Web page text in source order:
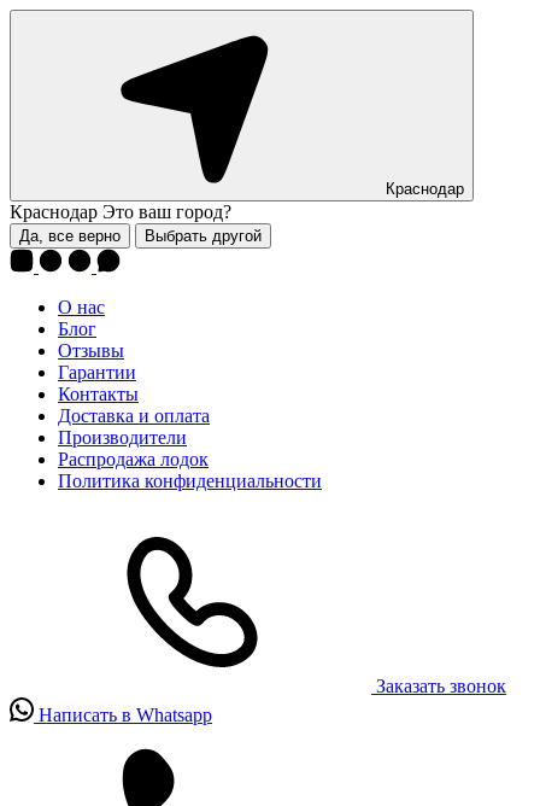
Краснодар
Краснодар Это ваш город?
Да, все верно Выбрать другой
О нас
Блог
Отзывы
Гарантии
Контакты
Доставка и оплата
Производители
Распродажа лодок
Политика конфиденциальности
Заказать звонок
Написать в Whatsapp